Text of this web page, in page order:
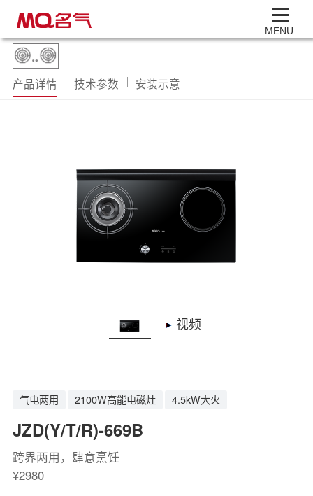
MENU
产品详情 技术参数 安装示意
视频
气电两用 2100W高能电磁灶 4.5kW大火
JZD(Y/T/R)-669B
跨界两用，肆意烹饪
¥2980